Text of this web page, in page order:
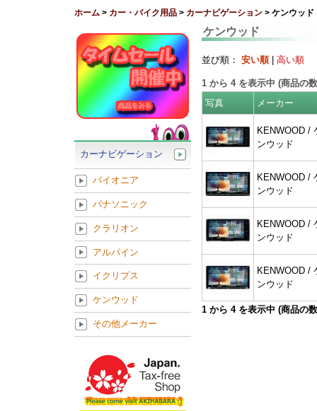
ホーム > カー・バイク用品 > カーナビゲーション > ケンウッド
ケンウッド
並び順： 安い順| 高い順
1 から 4を表示中 (商品の
写真
メーカー
KENWOOD /
ンウッド
KENWOOD /
ンウッド
KENWOOD /
ンウッド
KENWOOD /
ンウッド
1 から 4を表示中 (商品の
カーナビゲーション
パイオニア
パナソニック
クラリオン
アルパイン
イクリプス
ケンウッド
その他メーカー